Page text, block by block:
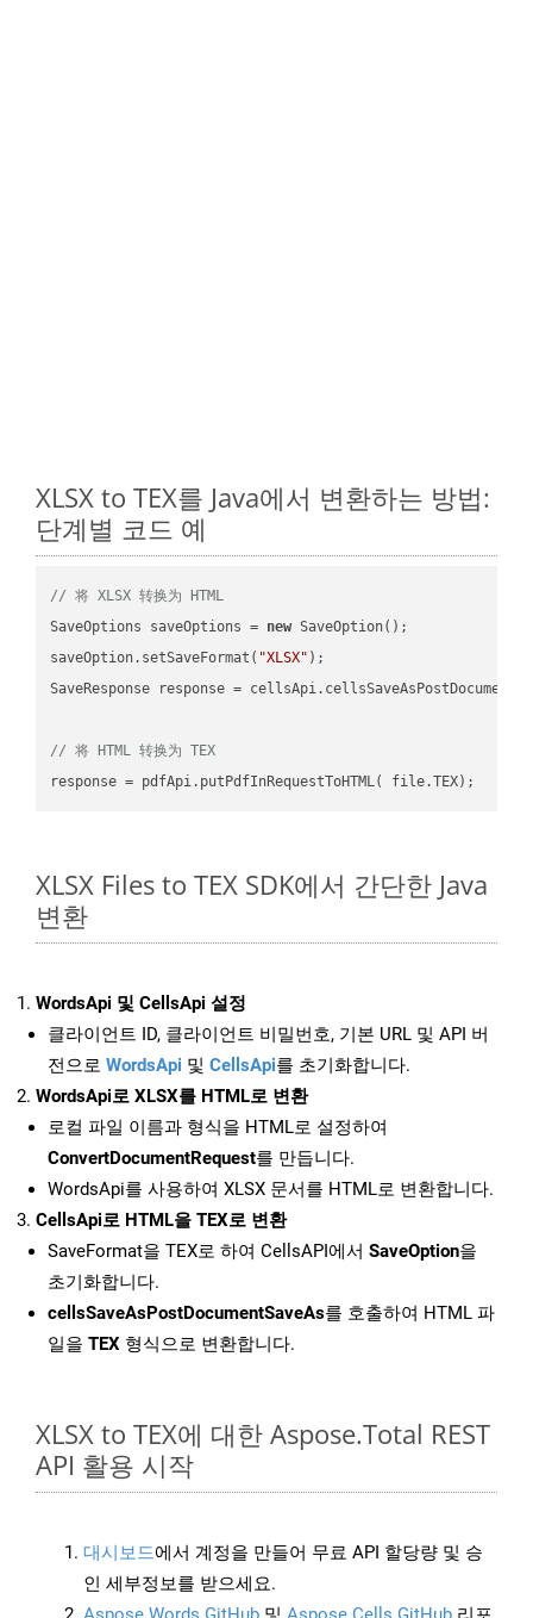
XLSX to TEX를 Java에서 변환하는 방법:
단계별 코드 예
// 将 XLSX 转换为 HTML
SaveOptions saveOptions = new SaveOption();
saveOption.setSaveFormat( "XLSX" );
SaveResponse response =
// 将 HTML 转换为 TEX
XLSX Files to TEX SDK에서 간단한 Java
변환
WordsApi 및 CellsApi 설정
클라이언트 ID, 클라이언트 비밀번호, 기본 URL 및 API 버
전으로 WordsApi 및 CellsApi를 초기화합니다.
WordsApi로 XLSX를 HTML로 변환
로컬 파일 이름과 형식을 HTML로 설정하여
ConvertDocumentRequest를 만듭니다.
WordsApi를 사용하여 XLSX 문서를 HTML로 변환합니다.
CellsApi로 HTML을 TEX로 변환
SaveFormat을 TEX로 하여 CellsAPI에서 SaveOption을
초기화합니다.
cellsSaveAsPostDocumentSaveAs를 호출하여 HTML 파
일을 TEX 형식으로 변환합니다.
XLSX to TEX에 대한 Aspose.Total REST
API 활용 시작
대시보드에서 계정을 만들어 무료 API 할당량 및 승
인 세부정보를 받으세요.